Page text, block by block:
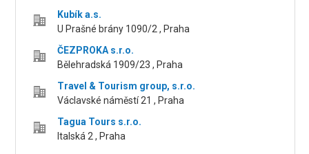
Kubík a.s.
U Prašné brány 1090/2 , Praha
ČEZPROKA s.r.o.
Bělehradská 1909/23 , Praha
Travel & Tourism group, s.r.o.
Václavské náměstí 21 , Praha
Tagua Tours s.r.o.
Italská 2 , Praha